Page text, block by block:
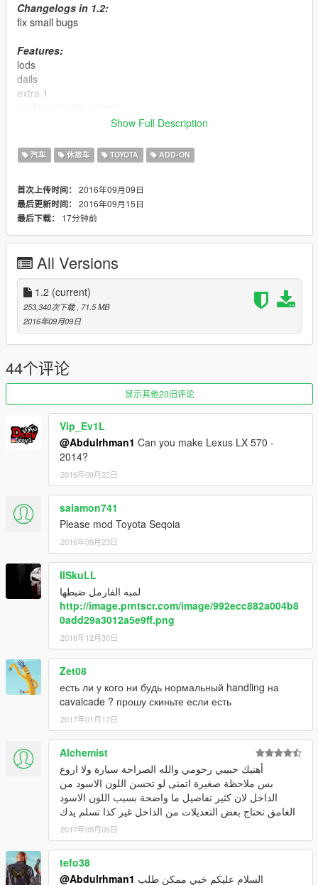
Changelogs in 1.2:
fix small bugs
Features:
lods
dails
extra 1
hands on steering wheel
no tint on lights glass
dirt effect on body, glass and wheels
Replace:cavalcade
Installation:
========================================
لاندكروزر فكسار 2016
------------------------
التغييرات:
اصلاح بعض الاخطاء
المميزات:
السيارة ماتختفي من بعيد
العدادات شغالة
انعكاس مرايا حقيقي
مافي تضليل على قزاز الانوار
الدركسون شغال
اليدين على الدركسون
القزاز يتكسر
x64e/levels/gta/vehicles
Show Full Description
汽车 休旅车 TOYOTA ADD-ON
首次上传时间： 2016年09月09日
最后更新时间： 2016年09月15日
最后下载：
17分钟前
All Versions
1.2 (current)
253,340次下载, 71.5 MB
2016年09月09日
44个评论
显示其他20旧评论
Vip_Ev1L
@Abdulrhman1 Can you make Lexus LX 570 -
2014?
2016年09月22日
salamon741
Please mod Toyota Seqoia
2016年09月23日
IISkuLL
لمبه الفارمل ضبطها
http://image.prntscr.com/image/992ecc882a004b8
0add29a3012a5e9ff.png
2016年12月30日
Zet08
есть ли у кого ни будь нормальный handling на
cavalcade ? прошу скиньте если есть
2017年01月17日
Alchemist
أهنيك حبيبي رحومي والله الصراحة سيارة ولا اروع
بس ملاحظة صغيرة اتمنى لو تحسن اللون الاسود من
الداخل لان كثير تفاصيل ما واضحة بسبب اللون الاسود
الغامق تحتاج بعض التعديلات من الداخل غير كذا تسلم يدك
2017年09月05日
tefo38
@Abdulrhman1 السلام عليكم خيي ممكن طلب